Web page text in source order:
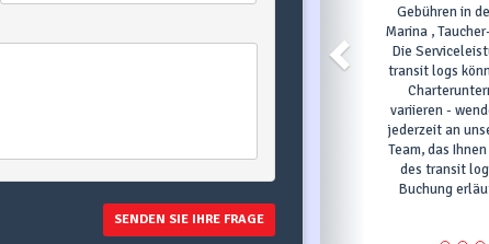
SENDEN SIE IHRE FRAGE
Marina , Taucher-Inspektion.
Die Serviceleistungen des
transit logs können je nach
jederzeit an unser Support-
Team, das Ihnen die Details